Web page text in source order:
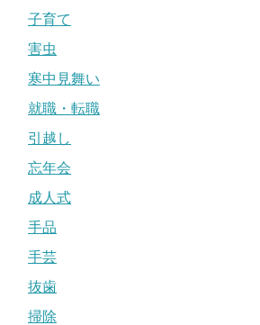
子育て
害虫
寒中見舞い
就職・転職
引越し
忘年会
成人式
手品
手芸
抜歯
掃除